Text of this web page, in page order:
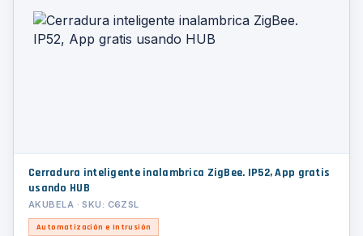
Cerradura inteligente inalambrica ZigBee. IP52, App gratis
usando HUB
AKUBELA · SKU: C6ZSL
Automatización e Intrusión